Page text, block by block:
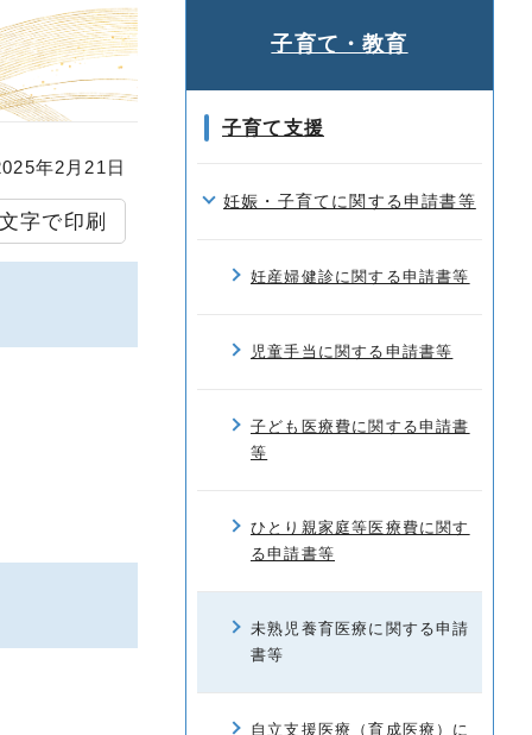
年2月21日
字で印刷
子育て・教育
子育て支援
妊娠・子育てに関する申請書等
妊産婦健診に関する申請書等
児童手当に関する申請書等
子ども医療費に関する申請書
等
ひとり親家庭等医療費に関す
る申請書等
未熟児養育医療に関する申請
書等
自立支援医療（育成医療）に